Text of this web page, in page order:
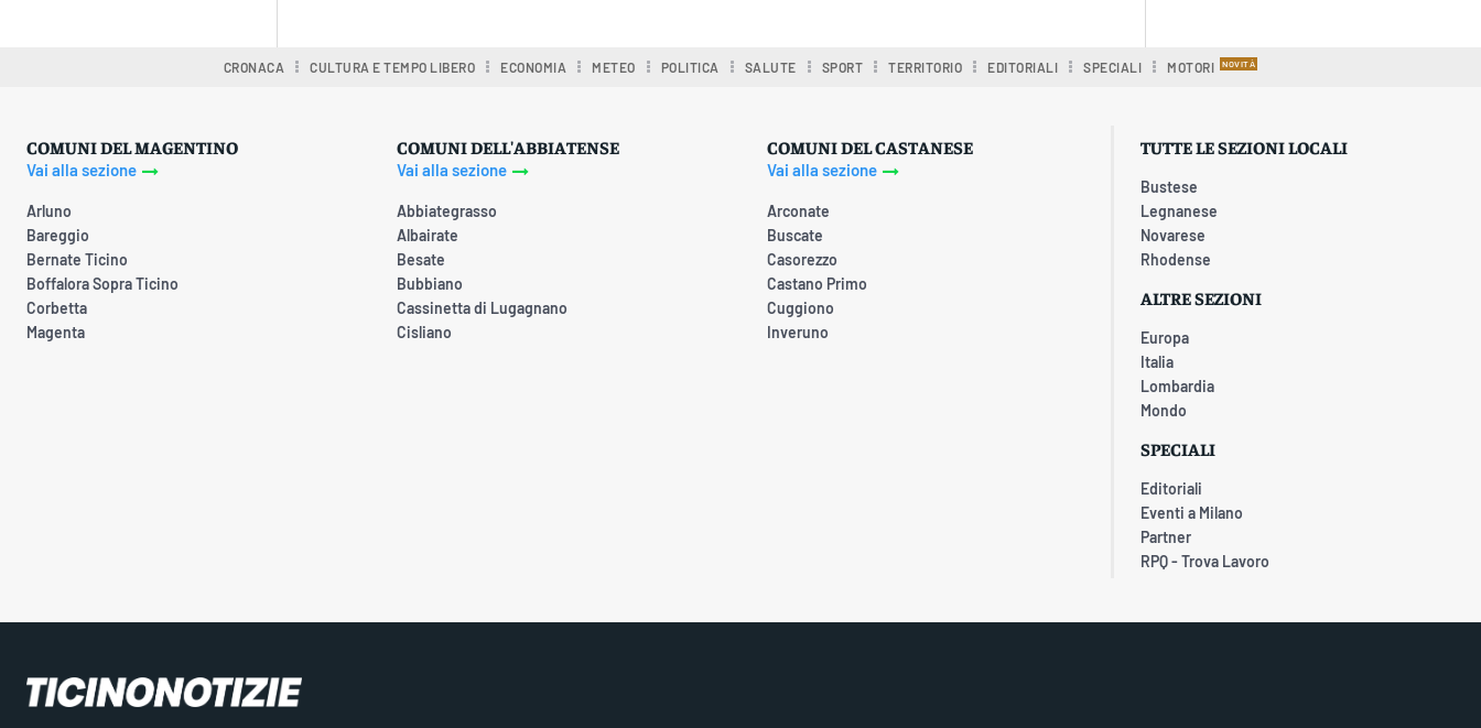
CRONACA CULTURA E TEMPO LIBERO ECONOMIA METEO POLITICA SALUTE SPORT TERRITORIO EDITORIALI SPECIALI MOTORI
COMUNI DEL MAGENTINO
Vai alla sezione
Arluno
Bareggio
Bernate Ticino
Boffalora Sopra Ticino
Corbetta
Magenta
COMUNI DELL'ABBIATENSE
Vai alla sezione
Abbiategrasso
Albairate
Besate
Bubbiano
Cassinetta di Lugagnano
Cisliano
COMUNI DEL CASTANESE
Vai alla sezione
Arconate
Buscate
Casorezzo
Castano Primo
Cuggiono
Inveruno
TUTTE LE SEZIONI LOCALI
Bustese
Legnanese
Novarese
Rhodense
ALTRE SEZIONI
Europa
Italia
Lombardia
Mondo
SPECIALI
Editoriali
Eventi a Milano
Partner
RPQ - Trova Lavoro